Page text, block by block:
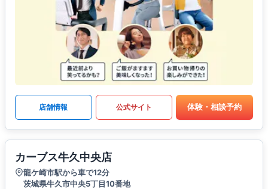
店舗情報 公式サイト 体験・相談予約
カーブス牛久中央店
龍ケ崎市駅から車で12分
茨城県牛久市中央5丁目10番地